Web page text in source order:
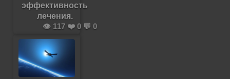
эффективность
лечения.
👁️ 117 ❤️ 0 💬 0